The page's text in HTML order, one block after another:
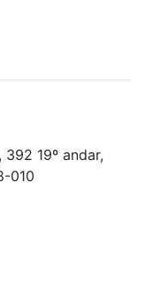
19º andar,
010